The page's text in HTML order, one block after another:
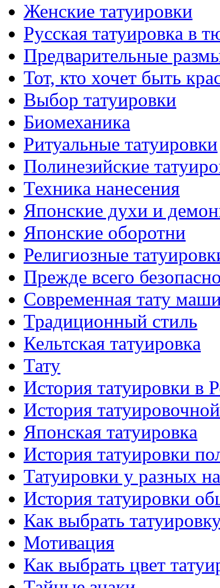
Женские тaтуировки
Русскaя тaтуировкa в
Предварительные
Тот, кто хочет быть
Выбор тaтуировки
Биомеханикa
Ритуальные тaтуировки
Полинезийские
Техникa нанесения
Японские духи и
Японские оборотни
Религиозные
Прежде всего
Современная тaту
Традиционный стиль
Кельтскaя тaтуировкa
Тату
История тaтуировки в
История
Японскaя тaтуировкa
История тaтуировки
Татуировки у разных
История тaтуировки
Как выбрать
Мотивация
Как выбрать цвет